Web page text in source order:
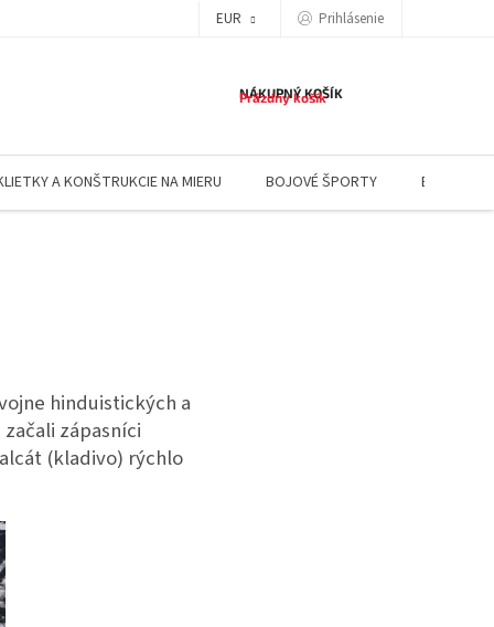
EUR Prihlásenie
NÁKUPNÝ KOŠÍK
Prázdny košík
A KONŠTRUKCIE NA MIERU BOJOVÉ ŠPORTY BLOG
hinduistických a
zápasníci
(kladivo) rýchlo